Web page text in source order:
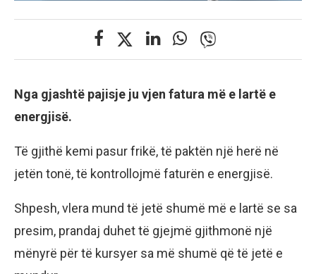
Nga gjashtë pajisje ju vjen fatura më e lartë e
energjisë.
Të gjithë kemi pasur frikë, të paktën një herë në
jetën tonë, të kontrollojmë faturën e energjisë.
Shpesh, vlera mund të jetë shumë më e lartë se sa
presim, prandaj duhet të gjejmë gjithmonë një
mënyrë për të kursyer sa më shumë që të jetë e